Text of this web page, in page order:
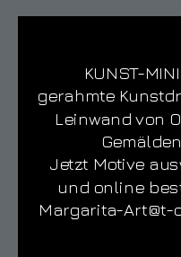
KUNST-
gerahmte
Leinwand von
Gemälden.
Jetzt Motive
und online
Margarita-Art@t-